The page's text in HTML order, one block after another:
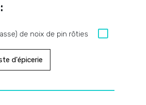
de noix de pin rôties
d'épicerie